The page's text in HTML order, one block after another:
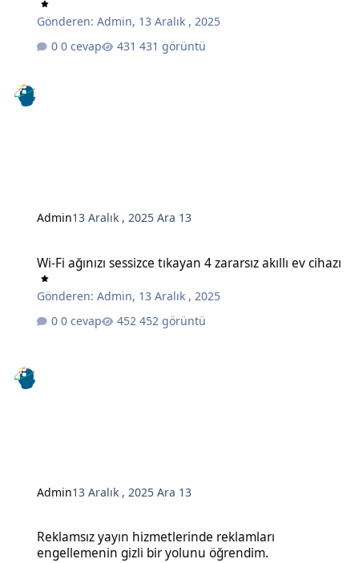
Gönderen:Admin, 13 Aralık , 2025
0 cevap
431 görüntü
Admin13 Aralık , 2025Ara 13
Wi-Fi ağınızı sessizce tıkayan 4 zararsız akıllı ev cihazı
Gönderen:Admin, 13 Aralık , 2025
0 cevap
452 görüntü
Admin13 Aralık , 2025Ara 13
Reklamsız yayın hizmetlerinde reklamları
engellemenin gizli bir yolunu öğrendim.